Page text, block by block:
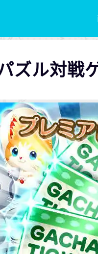
ズル対戦